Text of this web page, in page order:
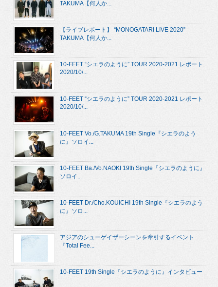
TAKUMA【何人か...
【ライブレポート】 “MONOGATARI LIVE 2020”
TAKUMA【何人か...
10-FEET “シエラのように” TOUR 2020-2021 レポート
2020/10/...
10-FEET “シエラのように” TOUR 2020-2021 レポート
2020/10/...
10-FEET Vo./G.TAKUMA 19th Single『シエラのよう
に』ソロイ...
10-FEET Ba./Vo.NAOKI 19th Single『シエラのように』
ソロイ...
10-FEET Dr./Cho.KOUICHI 19th Single『シエラのよう
に』ソロ...
アジアのシューゲイザーシーンを牽引するイベント
『Total Fee...
10-FEET 19th Single『シエラのように』インタビュー